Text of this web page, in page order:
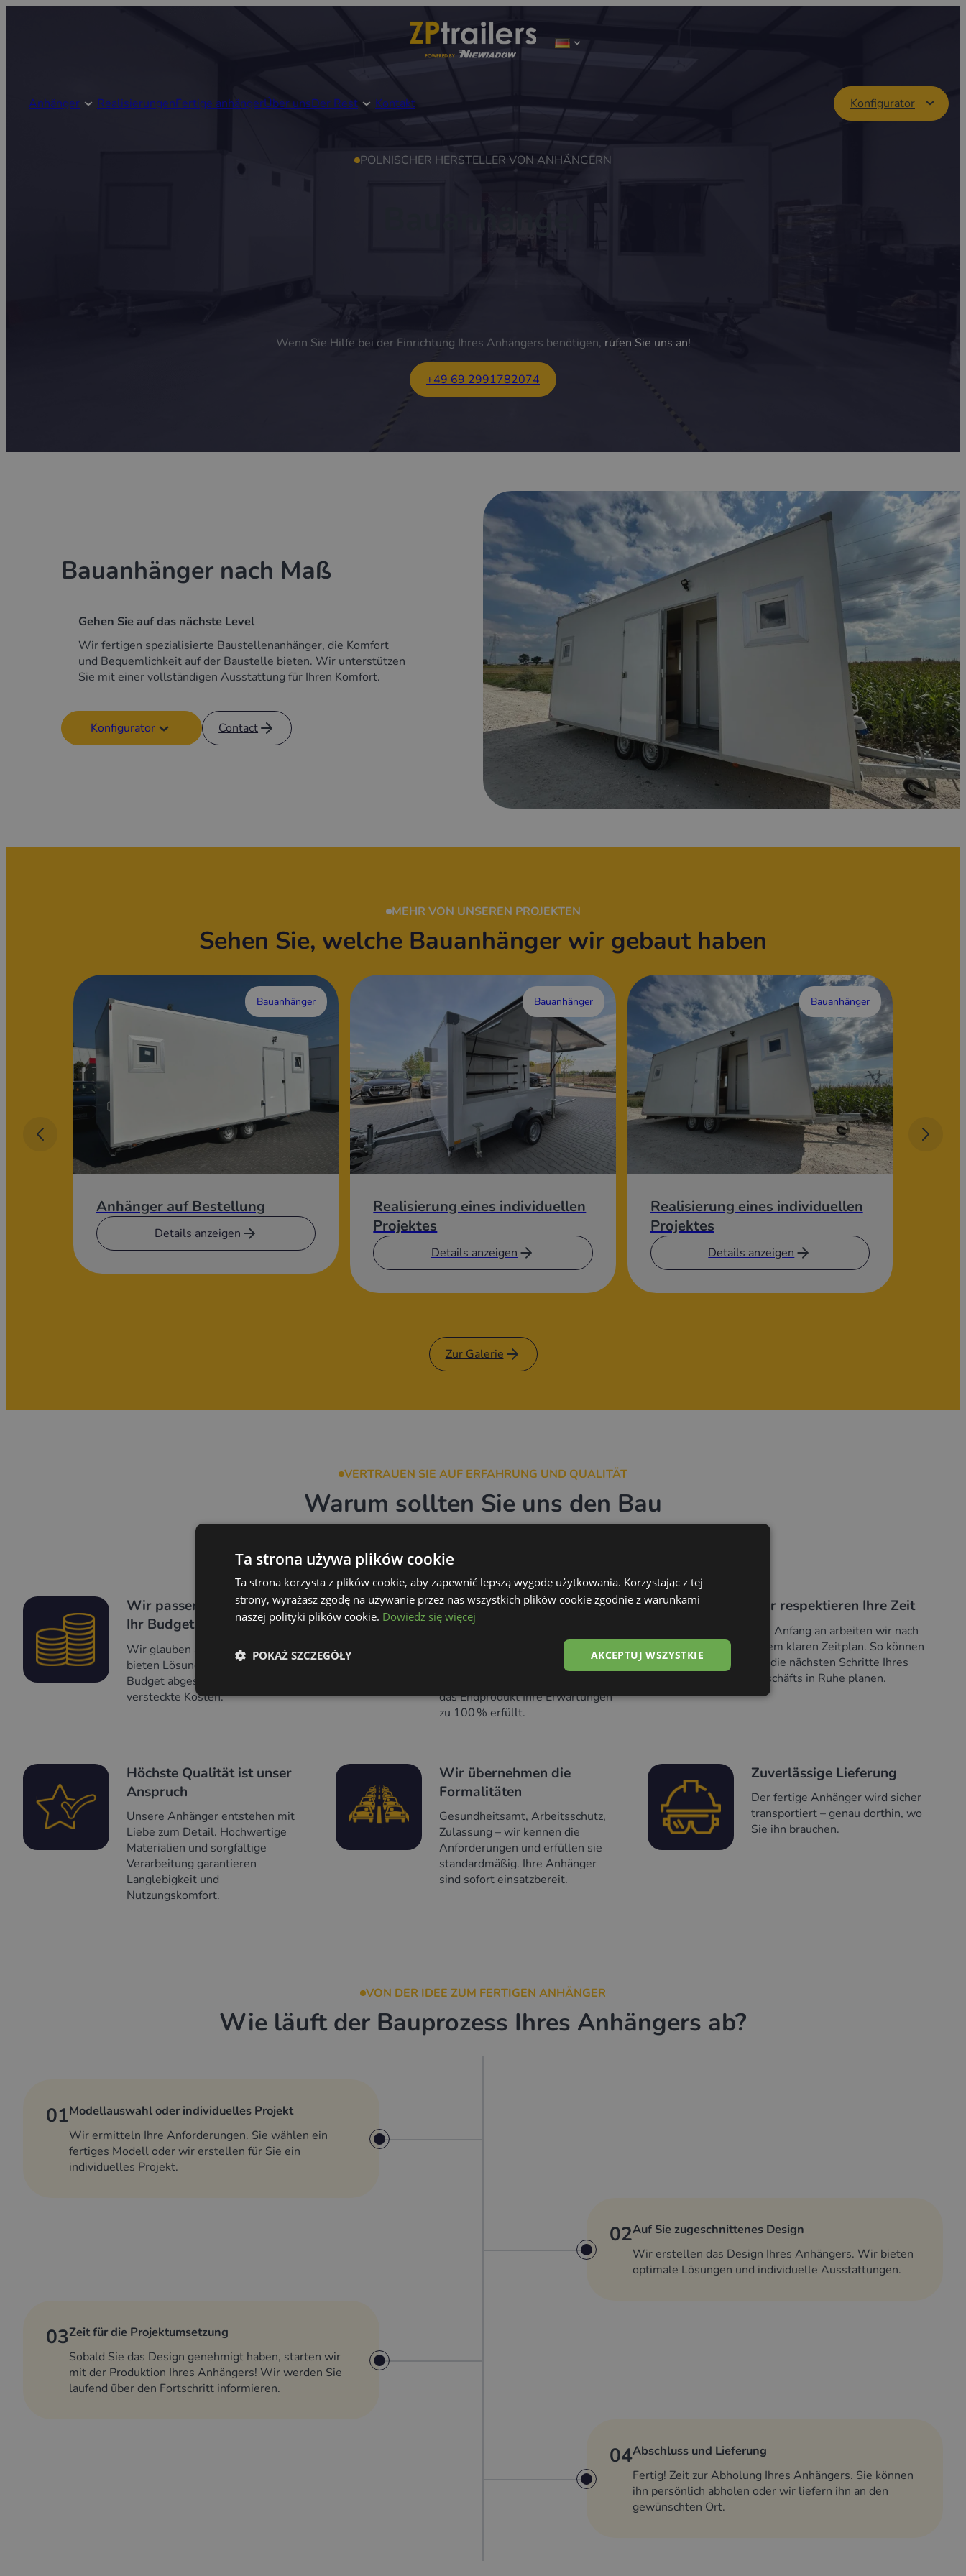
Anhänger RealisierungenFertige anhängerÜber unsDer Rest Kontakt Konfigurator
POLNISCHER HERSTELLER VON ANHÄNGERN
Wenn Sie Hilfe bei der Einrichtung Ihres Anhängers benötigen, rufen Sie uns an!
+49 69 2991782074
Bauanhänger nach Maß
Gehen Sie auf das nächste Level
Wir fertigen spezialisierte Baustellenanhänger, die Komfort
und Bequemlichkeit auf der Baustelle bieten. Wir unterstützen
Sie mit einer vollständigen Ausstattung für Ihren Komfort.
Konfigurator Contact
MEHR VON UNSEREN PROJEKTEN
Sehen Sie, welche Bauanhänger wir gebaut haben
Bauanhänger
Anhänger auf Bestellung
Details anzeigen
Bauanhänger
Realisierung eines individuellen
Projektes
Details anzeigen
Bauanhänger
Realisierung eines individuellen
Projektes
Details anzeigen
Zur Galerie
VERTRAUEN SIE AUF ERFAHRUNG UND QUALITÄT
Warum sollten Sie uns den Bau
Wir passen die Preise an
Ihr Budget an
Wir glauben an Transparenz. Wir
bieten Lösungen, die auf Ihr
Budget abgestimmt sind – ohne
versteckte Kosten.
Keine Lösungen von der
Stange
Jeder Anhänger hat seine eigene
Geschichte. Wir hören zu,
das Endprodukt Ihre Erwartungen
zu 100 % erfüllt.
Wir respektieren Ihre Zeit
Von Anfang an arbeiten wir nach
einem klaren Zeitplan. So können
Sie die nächsten Schritte Ihres
Geschäfts in Ruhe planen.
Höchste Qualität ist unser
Anspruch
Unsere Anhänger entstehen mit
Liebe zum Detail. Hochwertige
Materialien und sorgfältige
Verarbeitung garantieren
Langlebigkeit und
Nutzungskomfort.
Wir übernehmen die
Formalitäten
Gesundheitsamt, Arbeitsschutz,
Zulassung – wir kennen die
Anforderungen und erfüllen sie
standardmäßig. Ihre Anhänger
sind sofort einsatzbereit.
Zuverlässige Lieferung
Der fertige Anhänger wird sicher
transportiert – genau dorthin, wo
Sie ihn brauchen.
VON DER IDEE ZUM FERTIGEN ANHÄNGER
Wie läuft der Bauprozess Ihres Anhängers ab?
01Modellauswahl oder individuelles Projekt
Wir ermitteln Ihre Anforderungen. Sie wählen ein
fertiges Modell oder wir erstellen für Sie ein
individuelles Projekt.
02Auf Sie zugeschnittenes Design
Wir erstellen das Design Ihres Anhängers. Wir bieten
optimale Lösungen und individuelle Ausstattungen.
03Zeit für die Projektumsetzung
Sobald Sie das Design genehmigt haben, starten wir
mit der Produktion Ihres Anhängers! Wir werden Sie
laufend über den Fortschritt informieren.
04Abschluss und Lieferung
Fertig! Zeit zur Abholung Ihres Anhängers. Sie können
ihn persönlich abholen oder wir liefern ihn an den
gewünschten Ort.
Ta strona używa plików cookie
Ta strona korzysta z plików cookie, aby zapewnić lepszą wygodę użytkowania. Korzystając z tej
strony, wyrażasz zgodę na używanie przez nas wszystkich plików cookie zgodnie z warunkami
naszej polityki plików cookie. Dowiedz się więcej
AKCEPTUJ WSZYSTKIE
POKAŻ SZCZEGÓŁY